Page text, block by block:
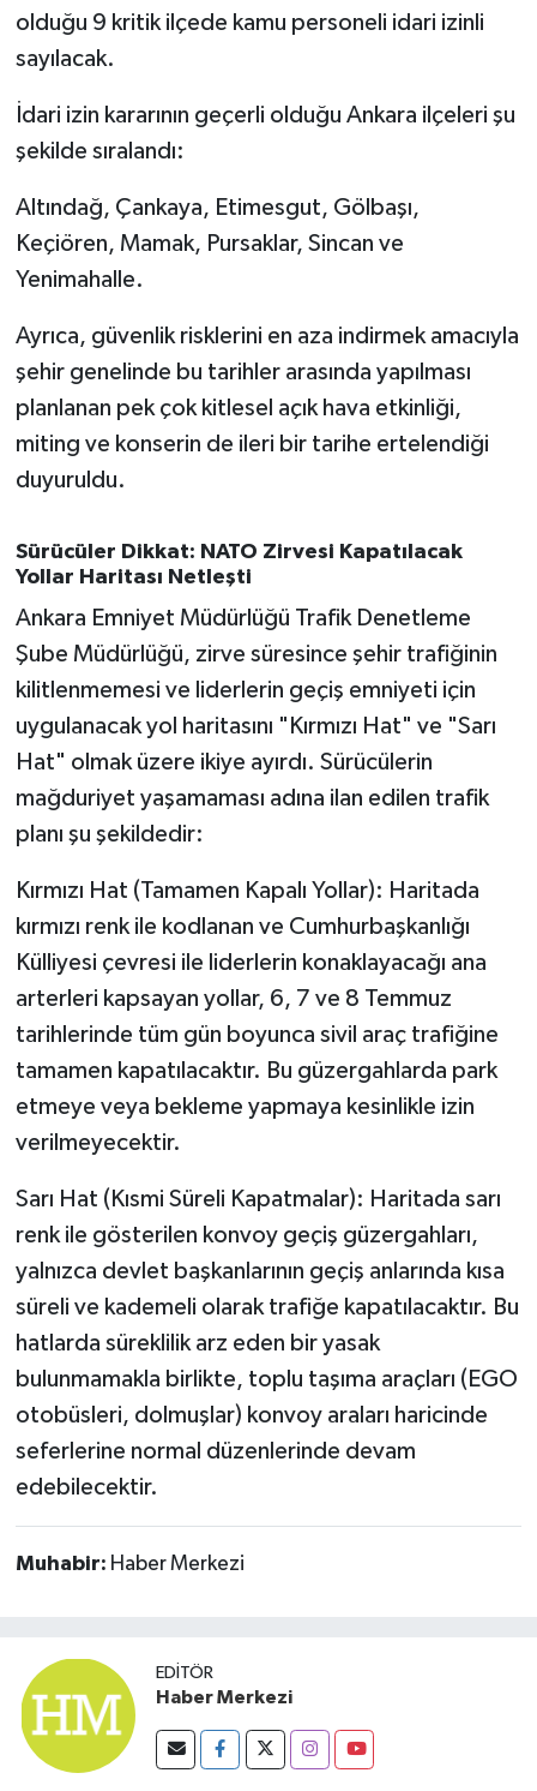
olduğu 9 kritik ilçede kamu personeli idari izinli
sayılacak.
İdari izin kararının geçerli olduğu Ankara ilçeleri şu
şekilde sıralandı:
Altındağ, Çankaya, Etimesgut, Gölbaşı,
Keçiören, Mamak, Pursaklar, Sincan ve
Yenimahalle.
Ayrıca, güvenlik risklerini en aza indirmek amacıyla
şehir genelinde bu tarihler arasında yapılması
planlanan pek çok kitlesel açık hava etkinliği,
miting ve konserin de ileri bir tarihe ertelendiği
duyuruldu.
Sürücüler Dikkat: NATO Zirvesi Kapatılacak
Yollar Haritası Netleşti
Ankara Emniyet Müdürlüğü Trafik Denetleme
Şube Müdürlüğü, zirve süresince şehir trafiğinin
kilitlenmemesi ve liderlerin geçiş emniyeti için
uygulanacak yol haritasını "Kırmızı Hat" ve "Sarı
Hat" olmak üzere ikiye ayırdı. Sürücülerin
mağduriyet yaşamaması adına ilan edilen trafik
planı şu şekildedir:
Kırmızı Hat (Tamamen Kapalı Yollar): Haritada
kırmızı renk ile kodlanan ve Cumhurbaşkanlığı
Külliyesi çevresi ile liderlerin konaklayacağı ana
arterleri kapsayan yollar, 6, 7 ve 8 Temmuz
tarihlerinde tüm gün boyunca sivil araç trafiğine
tamamen kapatılacaktır. Bu güzergahlarda park
etmeye veya bekleme yapmaya kesinlikle izin
verilmeyecektir.
Sarı Hat (Kısmi Süreli Kapatmalar): Haritada sarı
renk ile gösterilen konvoy geçiş güzergahları,
yalnızca devlet başkanlarının geçiş anlarında kısa
süreli ve kademeli olarak trafiğe kapatılacaktır. Bu
hatlarda süreklilik arz eden bir yasak
bulunmamakla birlikte, toplu taşıma araçları (EGO
otobüsleri, dolmuşlar) konvoy araları haricinde
seferlerine normal düzenlerinde devam
edebilecektir.
Muhabir: Haber Merkezi
EDITÖR
Haber Merkezi
YAŞAM